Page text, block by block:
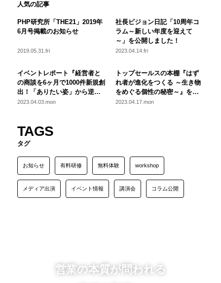
人気の記事
PHP研究所「THE21」2019年
6月号掲載のお知らせ
2019.05.31.fri
社長ビジョン日記「10周年コ
ラム～新しい年度を迎えて
～」を公開しました！
2023.04.14.fri
イベントレポート『経営者と
の商談を6ヶ月で1000件新規創
出！「ありたい姿」から逆算
した営業改革の秘訣』を公開
2023.04.03.mon
トップセールスの本棚『はず
れ者が進化をつくる ～生き物
をめぐる個性の秘密～』を公
開しました！
2023.04.17.mon
TAGS
タグ
お知らせ 有料研修 無料体験 workshop
メディア出演 イベント情報 講演会 コラム公開
営業の本質が問われる